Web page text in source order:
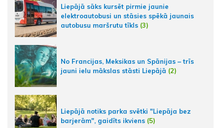
Liepājā sāks kursēt pirmie jaunie
elektroautobusi un stāsies spēkā jaunais
autobusu maršrutu tīkls (3)
No Francijas, Meksikas un Spānijas – trīs
jauni ielu mākslas stāsti Liepājā (2)
Liepājā notiks parka svētki "Liepāja bez
barjerām", gaidīts ikviens (5)